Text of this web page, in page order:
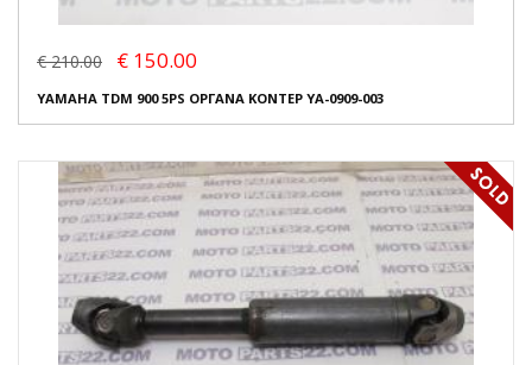
€ 210.00 € 150.00
YAMAHA TDM 900 5PS ΟΡΓΑΝΑ ΚΟΝΤΕΡ YA-0909-003